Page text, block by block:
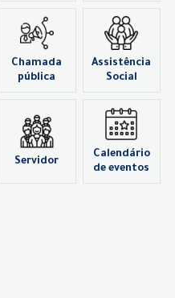
Chamada
pública
Assistência
Social
Servidor
Calendário
de eventos